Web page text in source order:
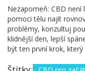
Nezapomeň: CBD není
pomoci tělu najít
problémy, konzultuj
klidnější den, lepší
být ten první krok,